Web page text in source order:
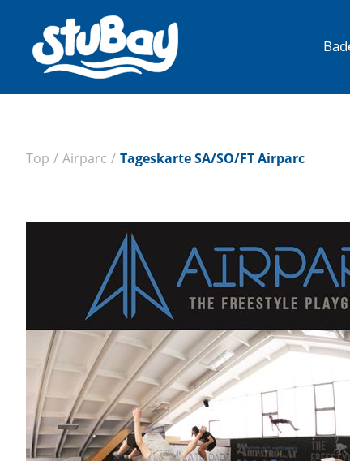
Top / Airparc / Tageskarte SA/SO/FT Airparc